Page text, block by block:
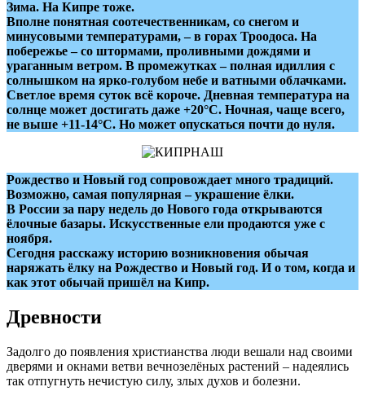
Зима. На Кипре тоже.
Вполне понятная соотечественникам, со снегом и
минусовыми температурами, – в горах Троодоса. На
побережье – со штормами, проливными дождями и
ураганным ветром. В промежутках – полная идиллия с
солнышком на ярко-голубом небе и ватными облачками.
Светлое время суток всё короче. Дневная температура на
солнце может достигать даже +20°С. Ночная, чаще всего,
не выше +11-14°C. Но может опускаться почти до нуля.
Рождество и Новый год сопровождает много традиций.
Возможно, самая популярная – украшение ёлки.
В России за пару недель до Нового года открываются
ёлочные базары. Искусственные ели продаются уже с
ноября.
Сегодня расскажу историю возникновения обычая
наряжать ёлку на Рождество и Новый год. И о том, когда и
как этот обычай пришёл на Кипр.
Древности
Задолго до появления христианства люди вешали над своими
дверями и окнами ветви вечнозелёных растений – надеялись
так отпугнуть нечистую силу, злых духов и болезни.